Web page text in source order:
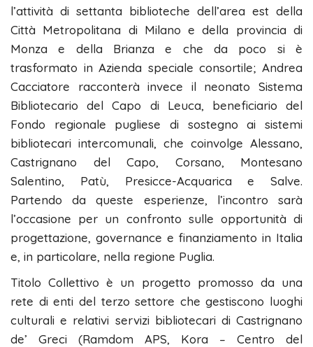
l’attività di settanta biblioteche dell’area est della
Città Metropolitana di Milano e della provincia di
Monza e della Brianza e che da poco si è
trasformato in Azienda speciale consortile; Andrea
Cacciatore racconterà invece il neonato Sistema
Bibliotecario del Capo di Leuca, beneficiario del
Fondo regionale pugliese di sostegno ai sistemi
bibliotecari intercomunali, che coinvolge Alessano,
Castrignano del Capo, Corsano, Montesano
Salentino, Patù, Presicce-Acquarica e Salve.
Partendo da queste esperienze, l’incontro sarà
l’occasione per un confronto sulle opportunità di
progettazione, governance e finanziamento in Italia
e, in particolare, nella regione Puglia.
Titolo Collettivo è un progetto promosso da una
rete di enti del terzo settore che gestiscono luoghi
culturali e relativi servizi bibliotecari di Castrignano
de’ Greci (Ramdom APS, Kora – Centro del